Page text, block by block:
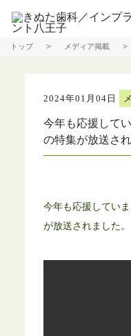
トップ ＞ メディア掲載
2024年01月04日
今年も応援して
の特集が放送さ
今年も応援してい
が放送されました。